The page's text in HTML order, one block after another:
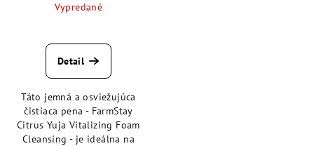
Vypredané
hodnotenie
produktu
z
5
hviezdičiek.
Detail
Táto jemná a osviežujúca
čistiaca pena - FarmStay
Citrus Yuja Vitalizing Foam
Cleansing - je ideálna na